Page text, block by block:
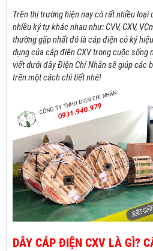
Trên thị trường hiện nay có rất nhiều
nhiềuký tự khác nhau như: CVV, CXV,
thường gặp nhất đó là cáp điện có ký
dụng của cáp điện CXV trong cuộc sống
viết dưới đây Điện Chí Nhân sẽ giúp các
trên một cách chi tiết nhé!
DÂY CÁP ĐIỆN CXV LÀ GÌ?